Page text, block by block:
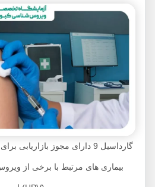
گارداسیل 9 دارای مجوز بازاریابی برای
بیماری های مرتبط با برخی از ویروس های